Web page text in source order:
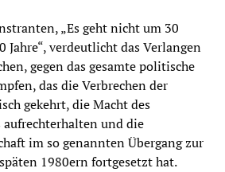
„Es geht nicht um 30
Jahre“, verdeutlicht das Verlangen
gegen das gesamte politische
das die Verbrechen der
gekehrt, die Macht des
und die
im so genannten Übergang zur
1980ern fortgesetzt hat.